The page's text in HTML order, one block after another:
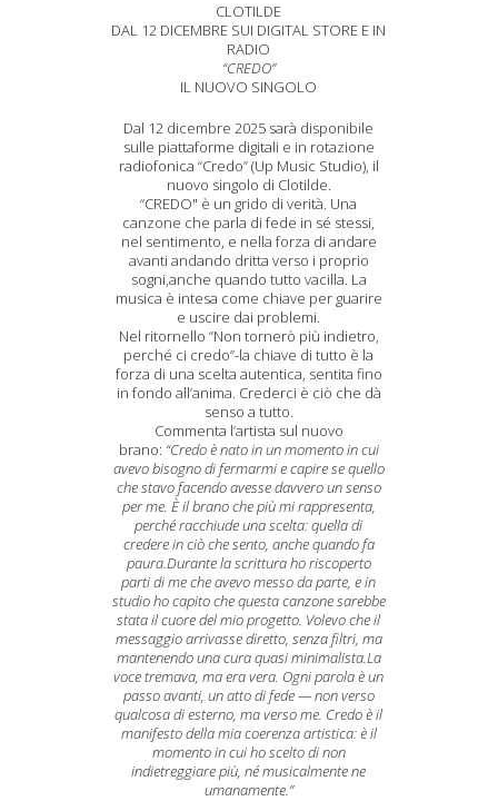
CLOTILDE
DAL 12 DICEMBRE SUI DIGITAL STORE E IN
RADIO
“CREDO”
IL NUOVO SINGOLO
Dal 12 dicembre 2025 sarà disponibile
sulle piattaforme digitali e in rotazione
radiofonica “Credo” (Up Music Studio), il
nuovo singolo di Clotilde.
“CREDO" è un grido di verità. Una
canzone che parla di fede in sé stessi,
nel sentimento, e nella forza di andare
avanti andando dritta verso i proprio
sogni,anche quando tutto vacilla. La
musica è intesa come chiave per guarire
e uscire dai problemi.
Nel ritornello “Non tornerò più indietro,
perché ci credo”-la chiave di tutto è la
forza di una scelta autentica, sentita fino
in fondo all’anima. Crederci è ciò che dà
senso a tutto.
Commenta l’artista sul nuovo
brano: “Credo è nato in un momento in cui
avevo bisogno di fermarmi e capire se quello
che stavo facendo avesse davvero un senso
per me. È il brano che più mi rappresenta,
perché racchiude una scelta: quella di
credere in ciò che sento, anche quando fa
paura.Durante la scrittura ho riscoperto
parti di me che avevo messo da parte, e in
studio ho capito che questa canzone sarebbe
stata il cuore del mio progetto. Volevo che il
messaggio arrivasse diretto, senza filtri, ma
mantenendo una cura quasi minimalista.La
voce tremava, ma era vera. Ogni parola è un
passo avanti, un atto di fede — non verso
qualcosa di esterno, ma verso me. Credo è il
manifesto della mia coerenza artistica: è il
momento in cui ho scelto di non
indietreggiare più, né musicalmente ne
umanamente.”